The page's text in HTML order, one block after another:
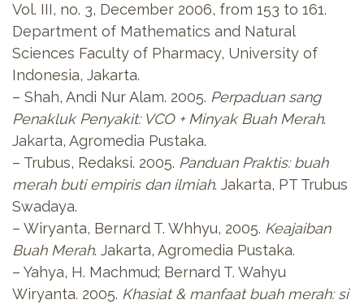
Vol. III, no. 3, December 2006, from 153 to 161.
Department of Mathematics and Natural
Sciences Faculty of Pharmacy, University of
Indonesia, Jakarta.
– Shah, Andi Nur Alam. 2005. Perpaduan sang
Penakluk Penyakit: VCO + Minyak Buah Merah.
Jakarta, Agromedia Pustaka.
– Trubus, Redaksi. 2005. Panduan Praktis: buah
merah buti empiris dan ilmiah. Jakarta, PT Trubus
Swadaya.
– Wiryanta, Bernard T. Whhyu, 2005. Keajaiban
Buah Merah. Jakarta, Agromedia Pustaka.
– Yahya, H. Machmud; Bernard T. Wahyu
Wiryanta. 2005. Khasiat & manfaat buah merah: si